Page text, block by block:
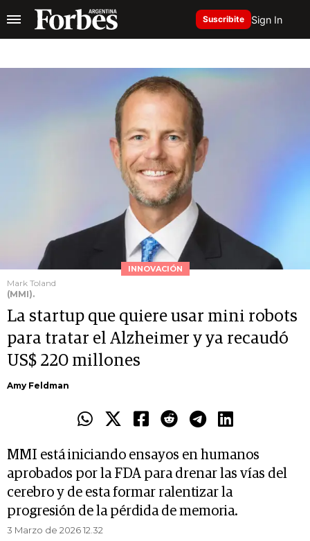
Suscribite Sign In
INNOVACIÓN
Mark Toland
(MMI).
La startup que quiere usar mini robots
para tratar el Alzheimer y ya recaudó
US$ 220 millones
Amy Feldman
MMI está iniciando ensayos en humanos
aprobados por la FDA para drenar las vías del
cerebro y de esta formar ralentizar la
progresión de la pérdida de memoria.
3 Marzo de 2026 12.32